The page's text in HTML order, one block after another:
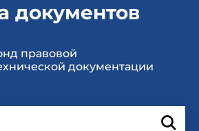
документов
правовой
документации